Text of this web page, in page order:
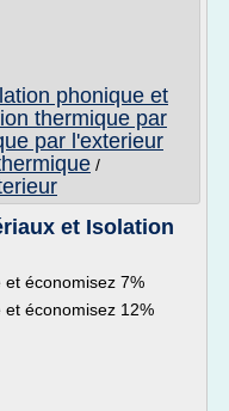
phonique et
thermique par
par l'exterieur
/
et Isolation
économisez 7%
économisez 12%